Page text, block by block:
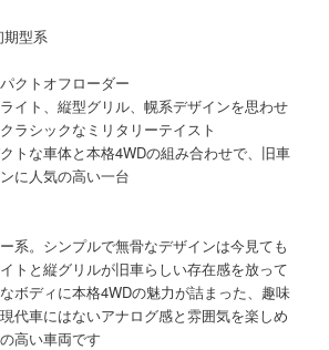
期型系
クトオフローダー
イト、縦型グリル、幌系デザインを思わせ
ラシックなミリタリーテイスト
トな車体と本格4WDの組み合わせで、旧車
に人気の高い一台
系。シンプルで無骨なデザインは今見ても
トと縦グリルが旧車らしい存在感を放って
ボディに本格4WDの魅力が詰まった、趣味
代車にはないアナログ感と雰囲気を楽しめ
高い車両です